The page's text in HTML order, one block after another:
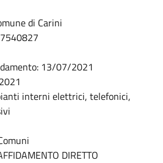
di Carini
13/07/2021
interni elettrici, telefonici,
DIRETTO